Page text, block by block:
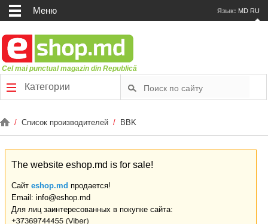
Меню Язык: MD RU
Cel mai punctual magazin din Republică
Категории
/ Список производителей / BBK
The website eshop.md is for sale!
Сайт eshop.md продается!
Email: info@eshop.md
Для лиц заинтересованных в покупке сайта: